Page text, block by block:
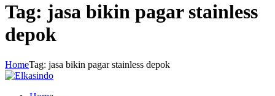
Tag: jasa bikin pagar stainless
depok
HomeTag: jasa bikin pagar stainless depok